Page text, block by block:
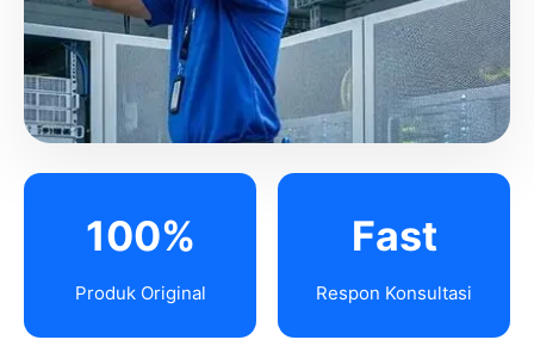
100%
Produk Original
Fast
Respon Konsultasi